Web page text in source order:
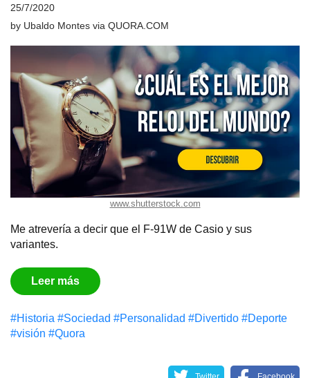
25/7/2020
by Ubaldo Montes via QUORA.COM
www.shutterstock.com
Me atrevería a decir que el F-91W de Casio y sus
variantes.
Leer más
#Historia #Sociedad #Personalidad #Divertido #Deporte
#visión #Quora